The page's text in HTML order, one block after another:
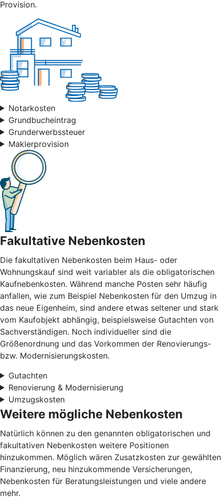
Provision.
Notarkosten
Grundbucheintrag
Grunderwerbssteuer
Maklerprovision
Fakultative Nebenkosten
Die fakultativen Nebenkosten beim Haus- oder
Wohnungskauf sind weit variabler als die obligatorischen
Kaufnebenkosten. Während manche Posten sehr häufig
anfallen, wie zum Beispiel Nebenkosten für den Umzug in
das neue Eigenheim, sind andere etwas seltener und stark
vom Kaufobjekt abhängig, beispielsweise Gutachten von
Sachverständigen. Noch individueller sind die
Größenordnung und das Vorkommen der Renovierungs-
bzw. Modernisierungskosten.
Gutachten
Renovierung & Modernisierung
Umzugskosten
Weitere mögliche Nebenkosten
Natürlich können zu den genannten obligatorischen und
fakultativen Nebenkosten weitere Positionen
hinzukommen. Möglich wären Zusatzkosten zur gewählten
Finanzierung, neu hinzukommende Versicherungen,
Nebenkosten für Beratungsleistungen und viele andere
mehr.